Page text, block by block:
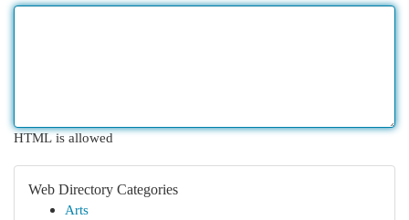
HTML is allowed
Web Directory Categories
Arts